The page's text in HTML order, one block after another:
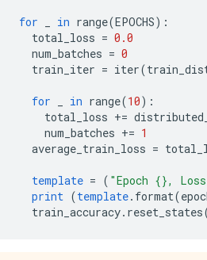
for in range(EPOCHS):
total_loss = 0.0
num_batches = 0
train_iter = iter(
for in range(10):
total_loss +=
num_batches += 1
average_train_loss =
template = ( "Epoch {},
print (template. format(
train_accuracy. reset_states